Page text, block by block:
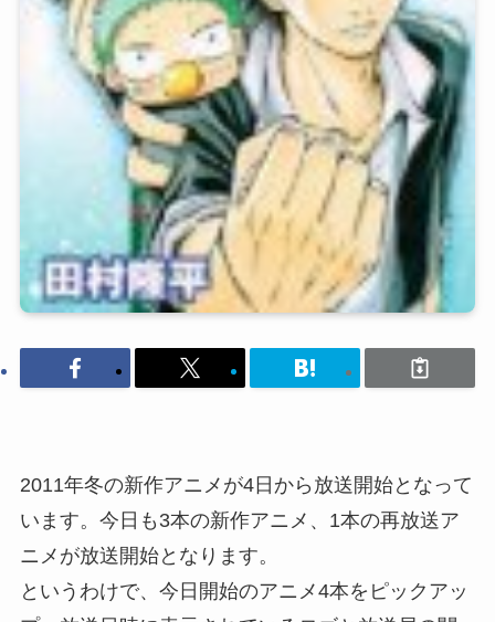
2011年冬の新作アニメが4日から放送開始となって
います。今日も3本の新作アニメ、1本の再放送ア
ニメが放送開始となります。
というわけで、今日開始のアニメ4本をピックアッ